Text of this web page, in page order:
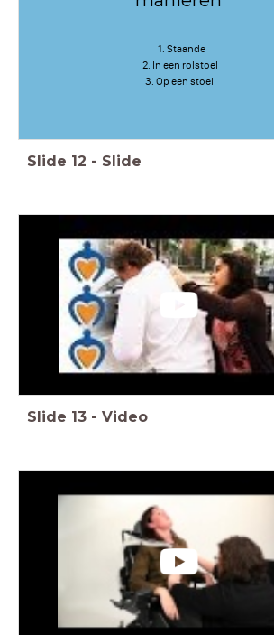
Staande
In een rolstoel
Op een stoel
Slide 12 - Slide
Slide 13 - Video